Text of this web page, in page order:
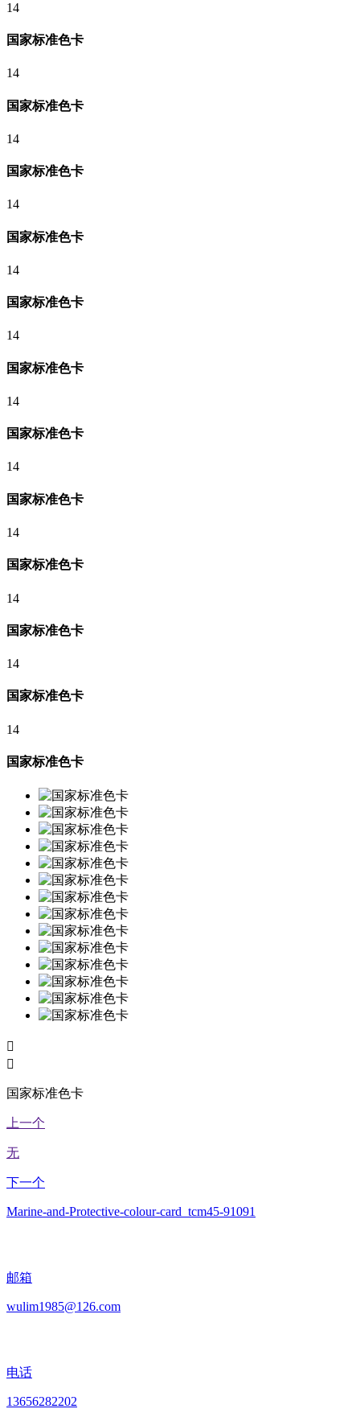
14
国家标准色卡
14
国家标准色卡
14
国家标准色卡
14
国家标准色卡
14
国家标准色卡
14
国家标准色卡
14
国家标准色卡
14
国家标准色卡
14
国家标准色卡
14
国家标准色卡
14
国家标准色卡
14
国家标准色卡


国家标准色卡
上一个
无
下一个
Marine-and-Protective-colour-card_tcm45-91091
邮箱
wulim1985@126.com
电话
13656282202